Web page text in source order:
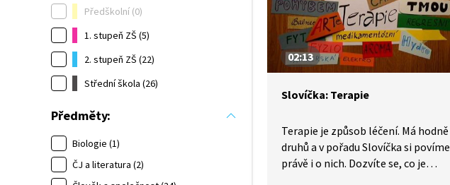
Předškolní (0)
1. stupeň ZŠ (5)
2. stupeň ZŠ (22)
Střední škola (26)
Předměty:
Biologie (1)
ČJ a literatura (2)
02:13
Slovíčka: Terapie
Terapie je způsob léčení. Má hodně
druhů a v pořadu Slovíčka si povíme
právě i o nich. Dozvíte se, co je